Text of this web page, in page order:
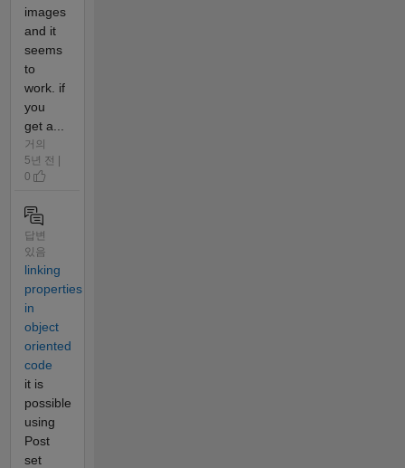
images
and it
seems
to
work. if
you
get a...
거의
5년 전 |
0
답변
있음
linking
properties
in
object
oriented
code
it is
possible
using
Post
set